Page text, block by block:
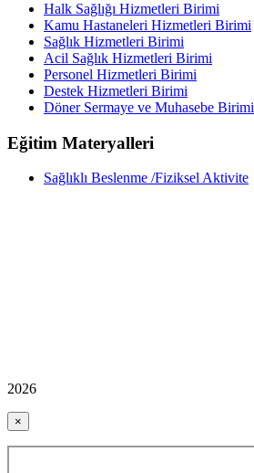
Halk Sağlığı Hizmetleri Birimi
Kamu Hastaneleri Hizmetleri Birimi
Sağlık Hizmetleri Birimi
Acil Sağlık Hizmetleri Birimi
Personel Hizmetleri Birimi
Destek Hizmetleri Birimi
Döner Sermaye ve Muhasebe Birimi
Eğitim Materyalleri
Sağlıklı Beslenme /Fiziksel Aktivite
2026
×